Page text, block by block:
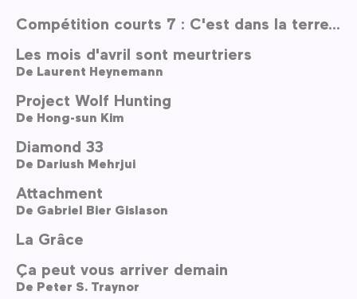
Compétition courts 7 : C'est dans la terre...
Les mois d'avril sont meurtriers
De Laurent Heynemann
Project Wolf Hunting
De Hong-sun Kim
Diamond 33
De Dariush Mehrjui
Attachment
De Gabriel Bier Gislason
La Grâce
Ça peut vous arriver demain
De Peter S. Traynor